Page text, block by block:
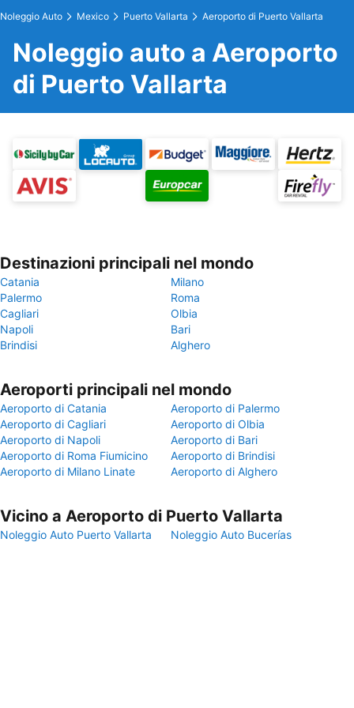
Noleggio Auto Mexico Puerto Vallarta Aeroporto di Puerto Vallarta
Noleggio auto a Aeroporto
di Puerto Vallarta
Destinazioni principali nel mondo
Catania
Milano
Palermo
Roma
Cagliari
Olbia
Napoli
Bari
Brindisi
Alghero
Aeroporti principali nel mondo
Aeroporto di Catania
Aeroporto di Palermo
Aeroporto di Cagliari
Aeroporto di Olbia
Aeroporto di Napoli
Aeroporto di Bari
Aeroporto di Roma Fiumicino
Aeroporto di Brindisi
Aeroporto di Milano Linate
Aeroporto di Alghero
Vicino a Aeroporto di Puerto Vallarta
Noleggio Auto Puerto Vallarta Noleggio Auto Bucerías